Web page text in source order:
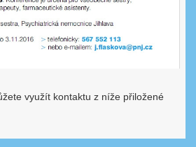
využít kontaktu z níže přiložené